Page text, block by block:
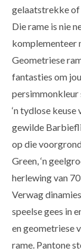
gelaatstrekke of
Die rame is nie
komplementeer
Geometriese
fantasties om
persimmonkleur
‘n tydlose keuse
gewilde
op die
Green, ‘n
herlewing van
Verwag
speelse gees in
en geometriese
rame. Pantone